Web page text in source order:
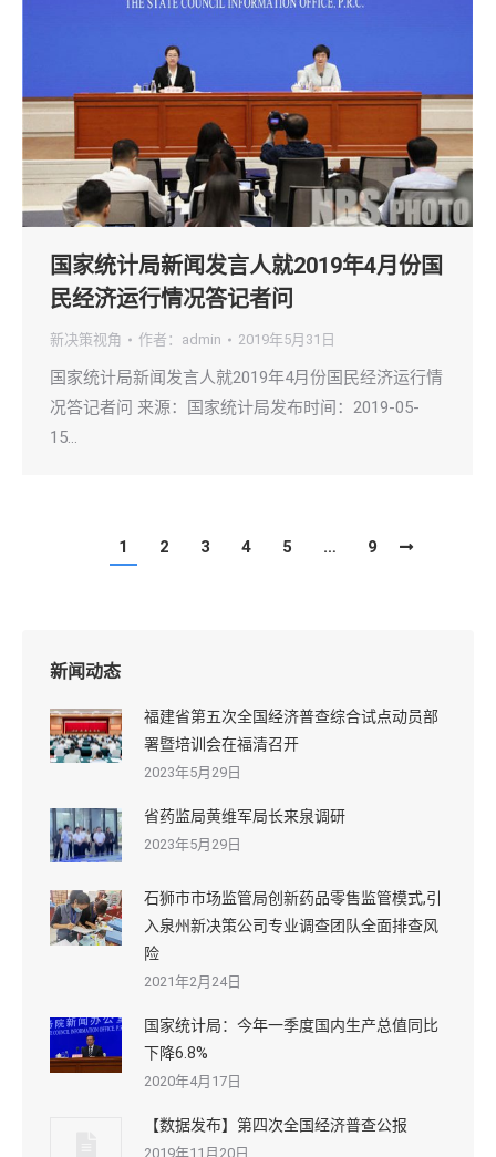
国家统计局新闻发言人就2019年4月份国
民经济运行情况答记者问
新决策视角 作者： admin 2019年5月31日
国家统计局新闻发言人就2019年4月份国民经济运行情
况答记者问 来源：国家统计局发布时间：2019-05-
15…
1 2 3 4 5 … 9
新闻动态
福建省第五次全国经济普查综合试点动员部
署暨培训会在福清召开
2023年5月29日
省药监局黄维军局长来泉调研
2023年5月29日
石狮市市场监管局创新药品零售监管模式,引
入泉州新决策公司专业调查团队全面排查风
险
2021年2月24日
国家统计局：今年一季度国内生产总值同比
下降6.8%
2020年4月17日
【数据发布】第四次全国经济普查公报
2019年11月20日